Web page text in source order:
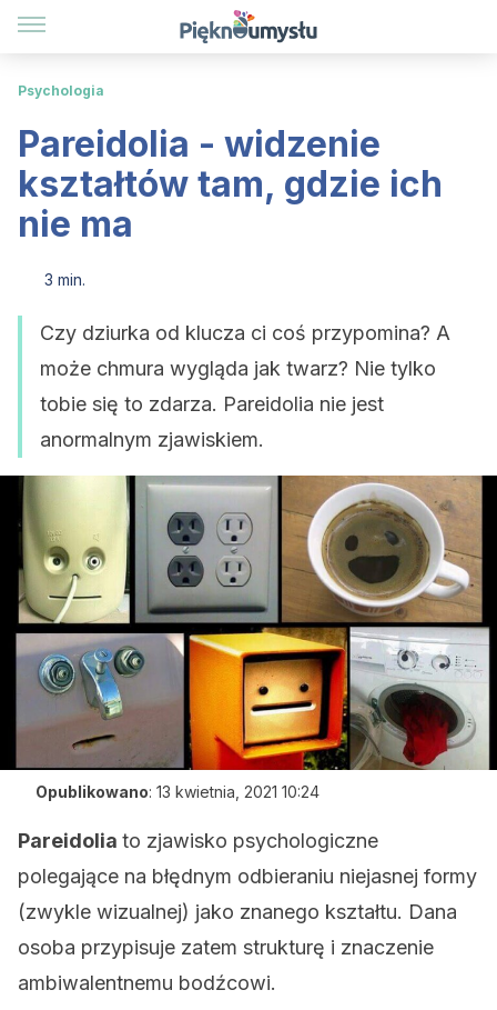
Psychologia
Pareidolia - widzenie
kształtów tam, gdzie ich
nie ma
3 min.
Czy dziurka od klucza ci coś przypomina? A
może chmura wygląda jak twarz? Nie tylko
tobie się to zdarza. Pareidolia nie jest
anormalnym zjawiskiem.
Opublikowano: 13 kwietnia, 2021 10:24
Pareidolia to zjawisko psychologiczne
polegające na błędnym odbieraniu niejasnej formy
(zwykle wizualnej) jako znanego kształtu. Dana
osoba przypisuje zatem strukturę i znaczenie
ambiwalentnemu bodźcowi.